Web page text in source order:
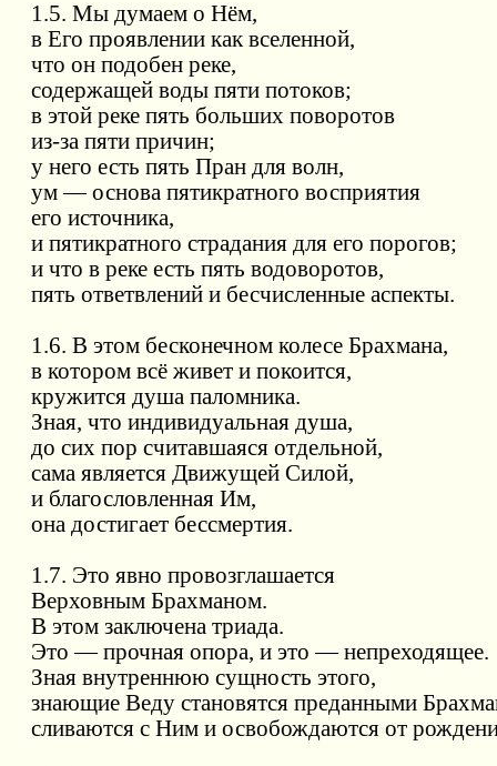
1.5. Мы думаем о Нём,
в Его проявлении как вселенной,
что он подобен реке,
содержащей воды пяти потоков;
в этой реке пять больших поворотов
из-за пяти причин;
у него есть пять Пран для волн,
ум — основа пятикратного восприятия
его источника,
и пятикратного страдания для его порогов;
и что в реке есть пять водоворотов,
пять ответвлений и бесчисленные аспекты.
1.6. В этом бесконечном колесе Брахмана,
в котором всё живет и покоится,
кружится душа паломника.
Зная, что индивидуальная душа,
до сих пор считавшаяся отдельной,
сама является Движущей Силой,
и благословленная Им,
она достигает бессмертия.
1.7. Это явно провозглашается
Верховным Брахманом.
В этом заключена триада.
Это — прочная опора, и это — непреходящее.
Зная внутреннюю сущность этого,
знающие Веду становятся преданными
сливаются с Ним и освобождаются от